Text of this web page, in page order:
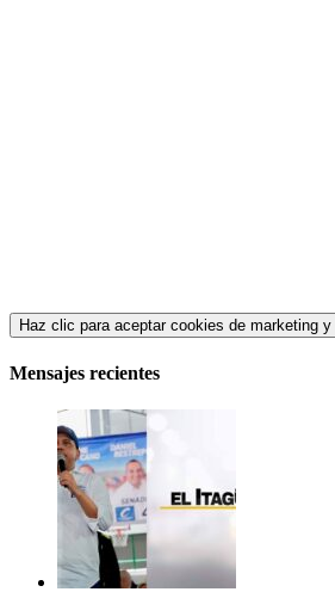
Haz clic para aceptar cookies de marketing
Mensajes recientes